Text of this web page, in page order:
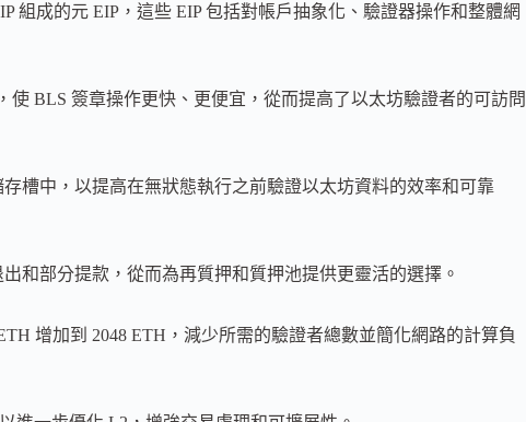
組成的元 EIP，這些 EIP 包括對帳戶抽象化、驗證器操作和整體網
使 BLS 簽章操作更快、更便宜，從而提高了以太坊驗證者的可訪問
槽中，以提高在無狀態執行之前驗證以太坊資料的效率和可靠
和部分提款，從而為再質押和質押池提供更靈活的選擇。
增加到 2048 ETH，減少所需的驗證者總數並簡化網路的計算負